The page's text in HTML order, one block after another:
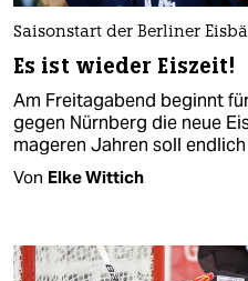
Saisonstart der Berliner
Es ist wieder Eiszeit!
Am Freitagabend beginnt
gegen Nürnberg die neue
mageren Jahren soll
Von Elke Wittich